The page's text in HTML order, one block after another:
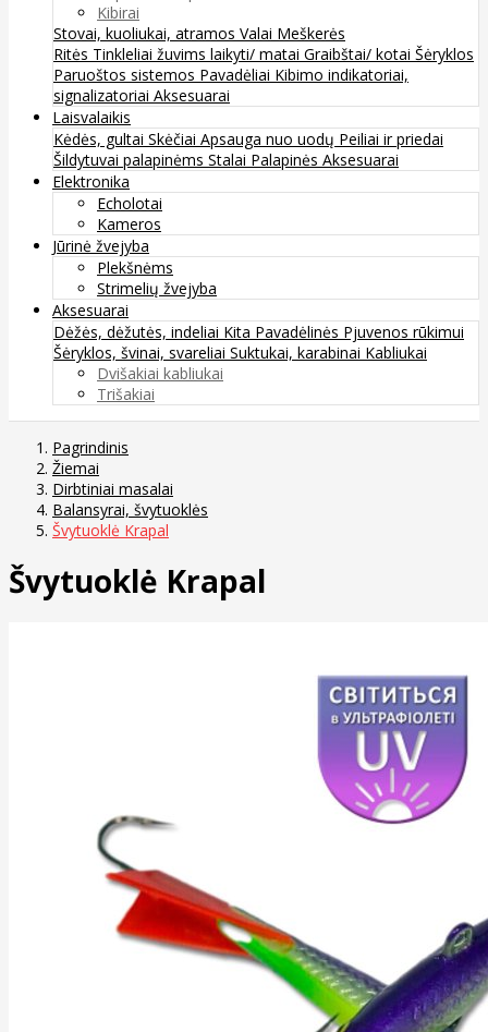
Kibirai
Stovai, kuoliukai, atramos Valai Meškerės
Ritės Tinkleliai žuvims laikyti/ matai Graibštai/ kotai Šėryklos
Paruoštos sistemos Pavadėliai Kibimo indikatoriai,
signalizatoriai Aksesuarai
Laisvalaikis
Kėdės, gultai Skėčiai Apsauga nuo uodų Peiliai ir priedai
Šildytuvai palapinėms Stalai Palapinės Aksesuarai
Elektronika
Echolotai
Kameros
Jūrinė žvejyba
Plekšnėms
Strimelių žvejyba
Aksesuarai
Dėžės, dėžutės, indeliai Kita Pavadėlinės Pjuvenos rūkimui
Šėryklos, švinai, svareliai Suktukai, karabinai Kabliukai
Dvišakiai kabliukai
Trišakiai
Pagrindinis
Žiemai
Dirbtiniai masalai
Balansyrai, švytuoklės
Švytuoklė Krapal
Švytuoklė Krapal